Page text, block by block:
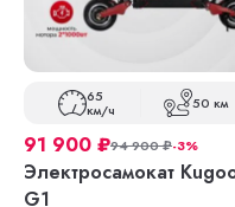
65
км/ч 50 км
91 900 ₽94 900₽-3%
Электросамокат
G1